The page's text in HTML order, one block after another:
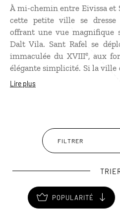
À mi-chemin entre Eivissa et
cette petite ville se dresse
offrant une vue magnifique
Dalt Vila. Sant Rafel se
immaculée du XVIIIe, aux
élégante simplicité. Si la ville
moins animée grâce aux
d'Intérêt Artisanal », la seule
Lire plus
FILTRER
POPULARITÉ